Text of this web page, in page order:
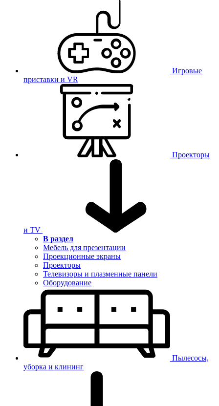
Игровые
приставки и VR
Проекторы
и TV
В раздел
Мебель для презентации
Проекционные экраны
Проекторы
Телевизоры и плазменные панели
Оборудование
Пылесосы,
уборка и клининг